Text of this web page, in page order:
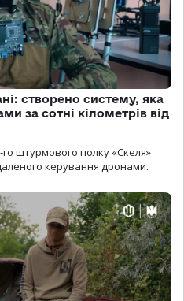
створено систему, яка
за сотні кілометрів від
штурмового полку «Скеля»
керування дронами.